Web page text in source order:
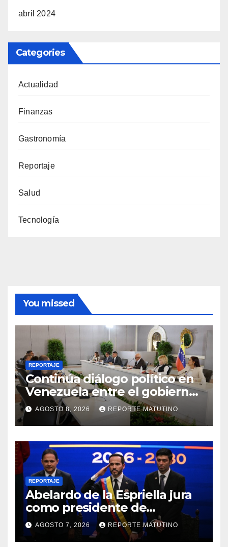
abril 2024
Categories
Actualidad
Finanzas
Gastronomía
Reportaje
Salud
Tecnología
You missed
REPORTAJE
Continúa diálogo político en
Venezuela entre el gobierno
y la oposición
AGOSTO 8, 2026 REPORTE MATUTINO
REPORTAJE
Abelardo de la Espriella jura
como presidente de
Colombia para el periodo
2026-2030
AGOSTO 7, 2026 REPORTE MATUTINO